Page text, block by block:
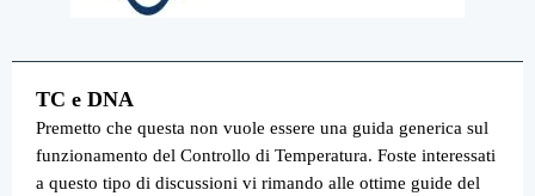
TC e DNA
Premetto che questa non vuole essere una guida generica sul
funzionamento del Controllo di Temperatura. Foste interessati
a questo tipo di discussioni vi rimando alle ottime guide del